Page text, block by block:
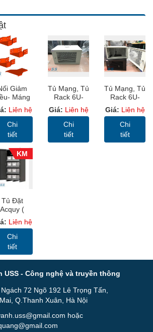
Giảm
Máng
Tĩnh
Cable
Trunking
(MC)
Liên hệ
Chi
tiết
Tủ Mạng, Tủ
Rack 6U-
D600
Wallmount –
USS Rack
6U600 -Màu
Giá: Liên hệ
Chi
tiết
Tủ Mạng, Tủ
Rack 6U-
D600 – USS
Rack Màu
Ghi Có Bánh
Xe Để Sàn
Giá: Liên hệ
Chi
tiết
KM
Tủ Đặt
Acquy (
Battery
),
Đặt
Giá
Liên hệ
Chi
tiết
USS - Công nghệ và truyền thông
72 Ngõ 192 Lê Trọng Tấn,
Q.Thanh Xuân, Hà Nội
hoặc